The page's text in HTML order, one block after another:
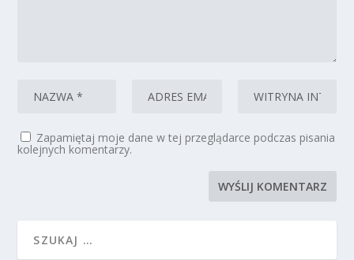
Zapamiętaj moje dane w tej przeglądarce podczas pisania
kolejnych komentarzy.